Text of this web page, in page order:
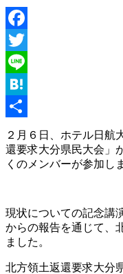
Facebook
Twitter
Line
Hatena
共
有
２月６日、ホテル日航
還要求大分県民大会」
くのメンバーが参加し
現状についての記念講
からの報告を通じて、
ました。
北方領土返還要求大分